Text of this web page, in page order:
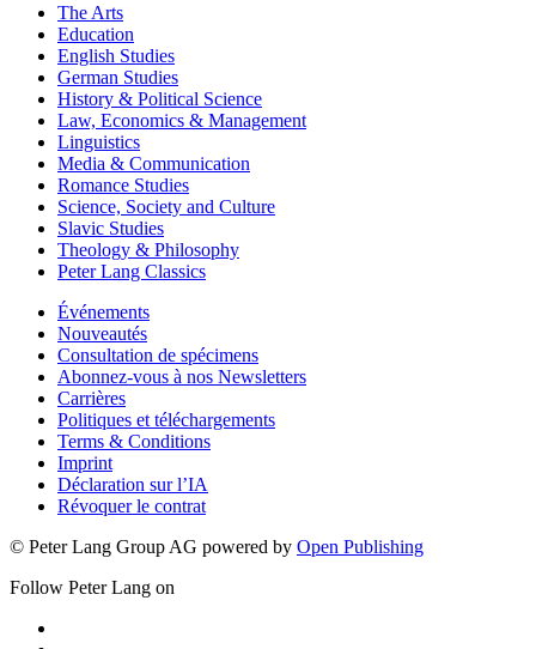
The Arts
Education
English Studies
German Studies
History & Political Science
Law, Economics & Management
Linguistics
Media & Communication
Romance Studies
Science, Society and Culture
Slavic Studies
Theology & Philosophy
Peter Lang Classics
Événements
Nouveautés
Consultation de spécimens
Abonnez-vous à nos Newsletters
Carrières
Politiques et téléchargements
Terms & Conditions
Imprint
Déclaration sur l’IA
Révoquer le contrat
© Peter Lang Group AG powered by Open Publishing
Follow Peter Lang on